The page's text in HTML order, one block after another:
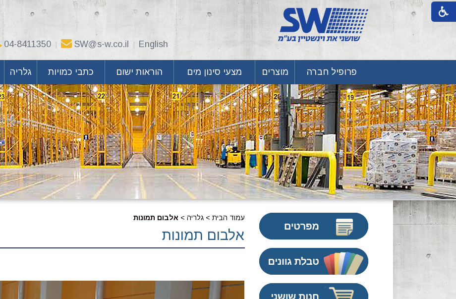
04-8411350 | SW@s-w.co.il | English
פרופיל חברה מוצרים מצעי סינון מים הוראות ישום כתבי כמויות גלריה
עמוד הבית >גלריה > אלבום תמונות
אלבום תמונות